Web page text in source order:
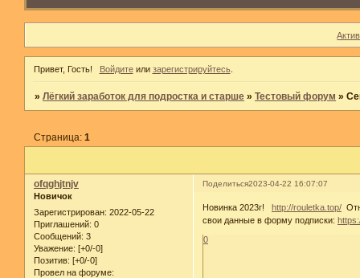
Привет, Гость! Войдитеили зарегистрируйтесь.
»Лёгкий заработок для подростка и старше »Тестовый форум »
Страница:1
Поделиться2023-04-22 16:07:07
ofqghjtnjv
Новичок
Зарегистрирован: 2022-05-22
Приглашений: 0
Сообщений: 3
Уважение: [+0/-0]
Позитив: [+0/-0]
Провел на форуме:
Новинка 2023г!http://rouletka.top/
свои данные в форму подписки:
0